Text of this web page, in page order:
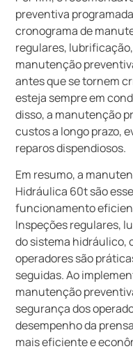
preventiva
cronograma de
regulares,
manutenção
antes que se tornem
esteja sempre em
disso, a manutenção
custos a longo prazo,
reparos dispendiosos.
Em resumo, a
Hidráulica 60t são
funcionamento
Inspeções regulares,
do sistema hidráulico,
operadores são
seguidas. Ao
manutenção
segurança dos
desempenho da
mais eficiente e